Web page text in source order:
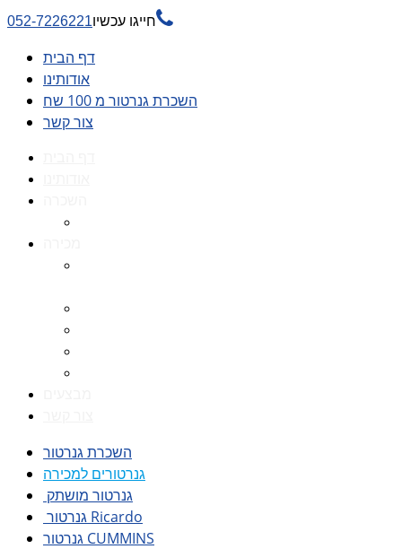
חייגו עכשיו052-7226221 
דף הבית
אודותינו
השכרת גנרטור מ 100 שח
צור קשר
השכרת גנרטור
גנרטורים למכירה
גנרטור מושתק
גנרטור Ricardo
גנרטור CUMMINS